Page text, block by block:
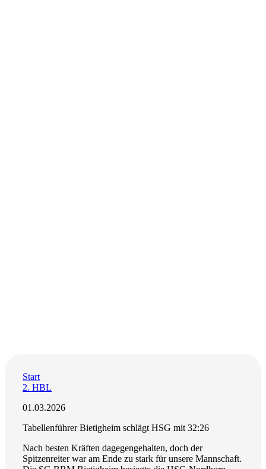
Start
2. HBL
01.03.2026
Tabellenführer Bietigheim schlägt HSG mit 32:26
Nach besten Kräften dagegengehalten, doch der
Spitzenreiter war am Ende zu stark für unsere Mannschaft.